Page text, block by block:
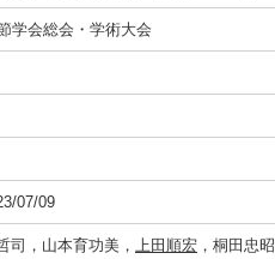
学会総会・学術大会
07/09
司，山本育功美， 上田順宏 ，桐田忠昭